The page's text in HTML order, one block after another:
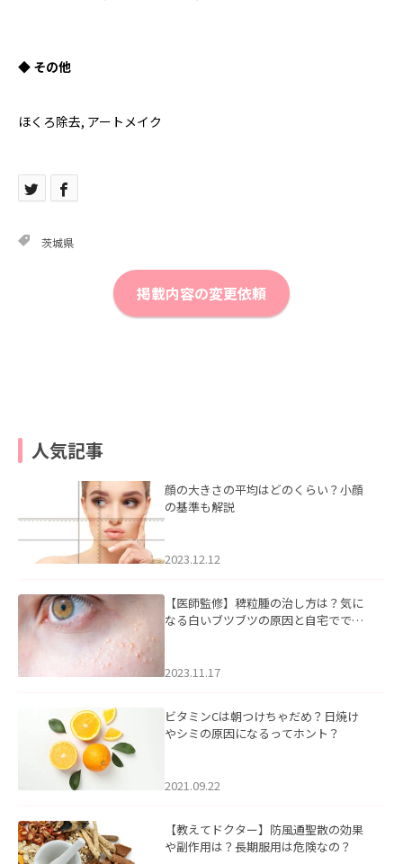
◆ その他
ほくろ除去, アートメイク
茨城県
掲載内容の変更依頼
人気記事
顔の大きさの平均はどのくらい？小顔
の基準も解説
2023.12.12
【医師監修】稗粒腫の治し方は？気に
なる白いブツブツの原因と自宅ででき
2023.11.17
ビタミンCは朝つけちゃだめ？日焼け
やシミの原因になるってホント？
2021.09.22
【教えてドクター】防風通聖散の効果
や副作用は？長期服用は危険なの？